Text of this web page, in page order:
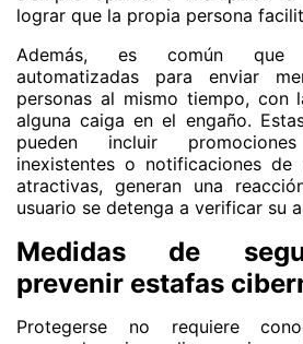
lograr que la propia persona
Además, es común que
automatizadas para enviar
personas al mismo tiempo, con
alguna caiga en el engaño.
pueden incluir
inexistentes o notificaciones
atractivas, generan una
usuario se detenga a verificar su
Medidas de
prevenir estafas
Protegerse no requiere